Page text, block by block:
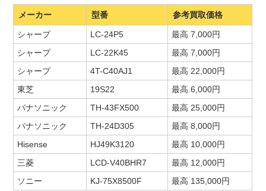
メーカー 型番 参考買取価格
シャープ LC-24P5
最高 7,000円
シャープ
LC-22K45
最高 7,000円
シャープ
4T-C40AJ1
最高 22,000円
東芝
19S22
最高 6,000円
パナソニック
TH-43FX500
最高 25,000円
パナソニック
TH-24D305
最高 8,000円
Hisense
HJ49K3120
最高 10,000円
三菱
LCD-V40BHR7
最高 12,000円
ソニー
KJ-75X8500F 最高 135,000円